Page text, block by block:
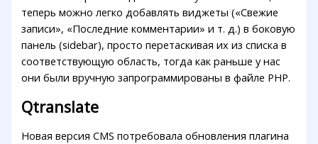
теперь можно легко добавлять виджеты («Свежие
записи», «Последние комментарии» и т. д.) в боковую
панель (sidebar), просто перетаскивая их из списка в
соответствующую область, тогда как раньше у нас
они были вручную запрограммированы в файле PHP.
Qtranslate
Новая версия CMS потребовала обновления плагина